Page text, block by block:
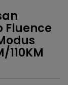
Fluence
110KM